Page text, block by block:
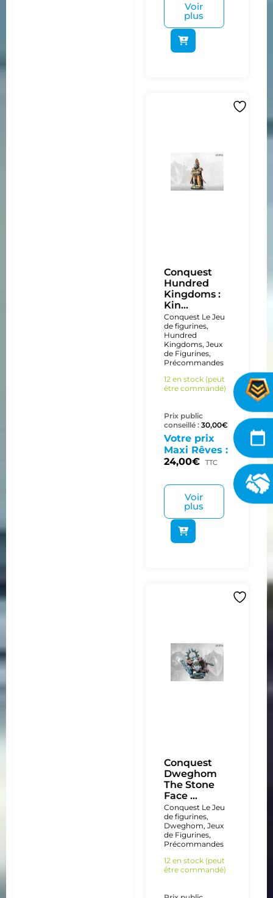
Voir
plus
Conquest
Hundred
Kingdoms :
Kin...
Conquest Le Jeu
de figurines,
Hundred
Kingdoms, Jeux
de Figurines,
Précommandes
12 en stock (peut
être commandé)
Prix public
conseillé : 30,00€
Votre prix
Maxi Rêves :
24,00€ TTC
Voir
plus
Conquest
Dweghom
The Stone
Face ...
Conquest Le Jeu
de figurines,
Dweghom, Jeux
de Figurines,
Précommandes
12 en stock (peut
être commandé)